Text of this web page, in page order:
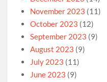
November 2023 (11)
October 2023 (12)
September 2023 (9)
August 2023 (9)
July 2023 (11)
June 2023 (9)